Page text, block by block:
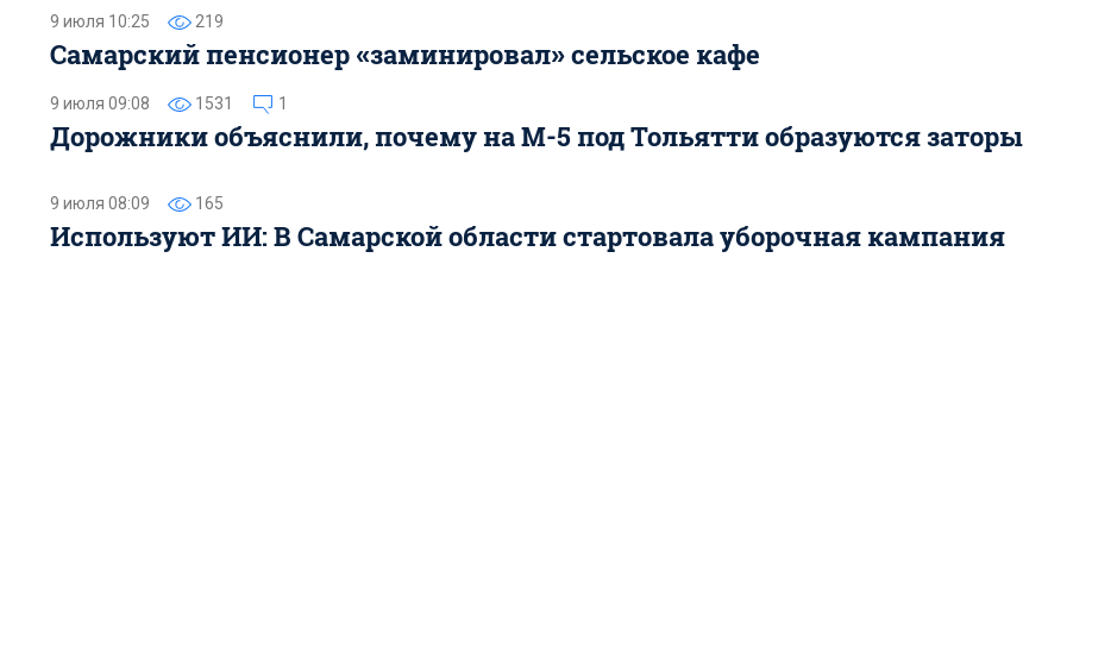
9 июля 10:25 219
Самарский пенсионер «заминировал» сельское кафе
9 июля 09:08 1531 1
Дорожники объяснили, почему на М-5 под Тольятти образуются заторы
9 июля 08:09 165
Используют ИИ: В Самарской области стартовала уборочная кампания